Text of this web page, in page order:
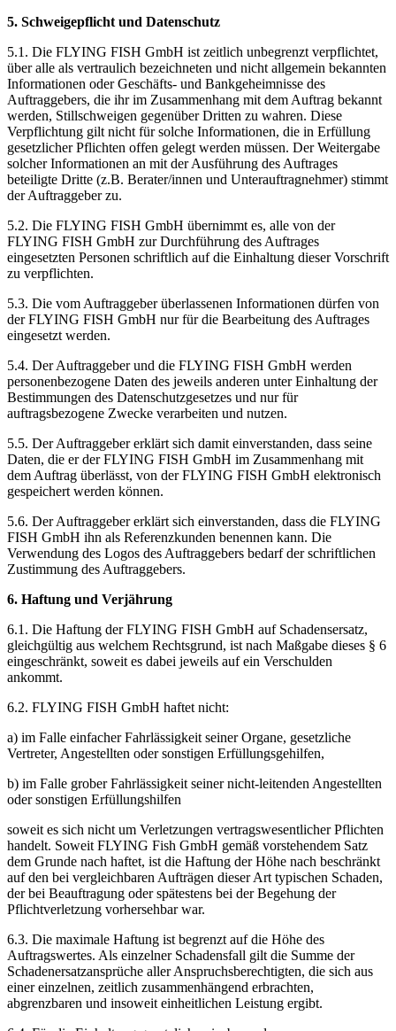
5. Schweigepflicht und Datenschutz
5.1. Die FLYING FISH GmbH ist zeitlich unbegrenzt verpflichtet,
über alle als vertraulich bezeichneten und nicht allgemein bekannten
Informationen oder Geschäfts- und Bankgeheimnisse des
Auftraggebers, die ihr im Zusammenhang mit dem Auftrag bekannt
werden, Stillschweigen gegenüber Dritten zu wahren. Diese
Verpflichtung gilt nicht für solche Informationen, die in Erfüllung
gesetzlicher Pflichten offen gelegt werden müssen. Der Weitergabe
solcher Informationen an mit der Ausführung des Auftrages
beteiligte Dritte (z.B. Berater/innen und Unterauftragnehmer) stimmt
der Auftraggeber zu.
5.2. Die FLYING FISH GmbH übernimmt es, alle von der
FLYING FISH GmbH zur Durchführung des Auftrages
eingesetzten Personen schriftlich auf die Einhaltung dieser Vorschrift
zu verpflichten.
5.3. Die vom Auftraggeber überlassenen Informationen dürfen von
der FLYING FISH GmbH nur für die Bearbeitung des Auftrages
eingesetzt werden.
5.4. Der Auftraggeber und die FLYING FISH GmbH werden
personenbezogene Daten des jeweils anderen unter Einhaltung der
Bestimmungen des Datenschutzgesetzes und nur für
auftragsbezogene Zwecke verarbeiten und nutzen.
5.5. Der Auftraggeber erklärt sich damit einverstanden, dass seine
Daten, die er der FLYING FISH GmbH im Zusammenhang mit
dem Auftrag überlässt, von der FLYING FISH GmbH elektronisch
gespeichert werden können.
5.6. Der Auftraggeber erklärt sich einverstanden, dass die FLYING
FISH GmbH ihn als Referenzkunden benennen kann. Die
Verwendung des Logos des Auftraggebers bedarf der schriftlichen
Zustimmung des Auftraggebers.
6. Haftung und Verjährung
6.1. Die Haftung der FLYING FISH GmbH auf Schadensersatz,
gleichgültig aus welchem Rechtsgrund, ist nach Maßgabe dieses § 6
eingeschränkt, soweit es dabei jeweils auf ein Verschulden
ankommt.
6.2. FLYING FISH GmbH haftet nicht:
a) im Falle einfacher Fahrlässigkeit seiner Organe, gesetzliche
Vertreter, Angestellten oder sonstigen Erfüllungsgehilfen,
b) im Falle grober Fahrlässigkeit seiner nicht-leitenden Angestellten
oder sonstigen Erfüllungshilfen
soweit es sich nicht um Verletzungen vertragswesentlicher Pflichten
handelt. Soweit FLYING Fish GmbH gemäß vorstehendem Satz
dem Grunde nach haftet, ist die Haftung der Höhe nach beschränkt
auf den bei vergleichbaren Aufträgen dieser Art typischen Schaden,
der bei Beauftragung oder spätestens bei der Begehung der
Pflichtverletzung vorhersehbar war.
6.3. Die maximale Haftung ist begrenzt auf die Höhe des
Auftragswertes. Als einzelner Schadensfall gilt die Summe der
Schadenersatzansprüche aller Anspruchsberechtigten, die sich aus
einer einzelnen, zeitlich zusammenhängend erbrachten,
abgrenzbaren und insoweit einheitlichen Leistung ergibt.